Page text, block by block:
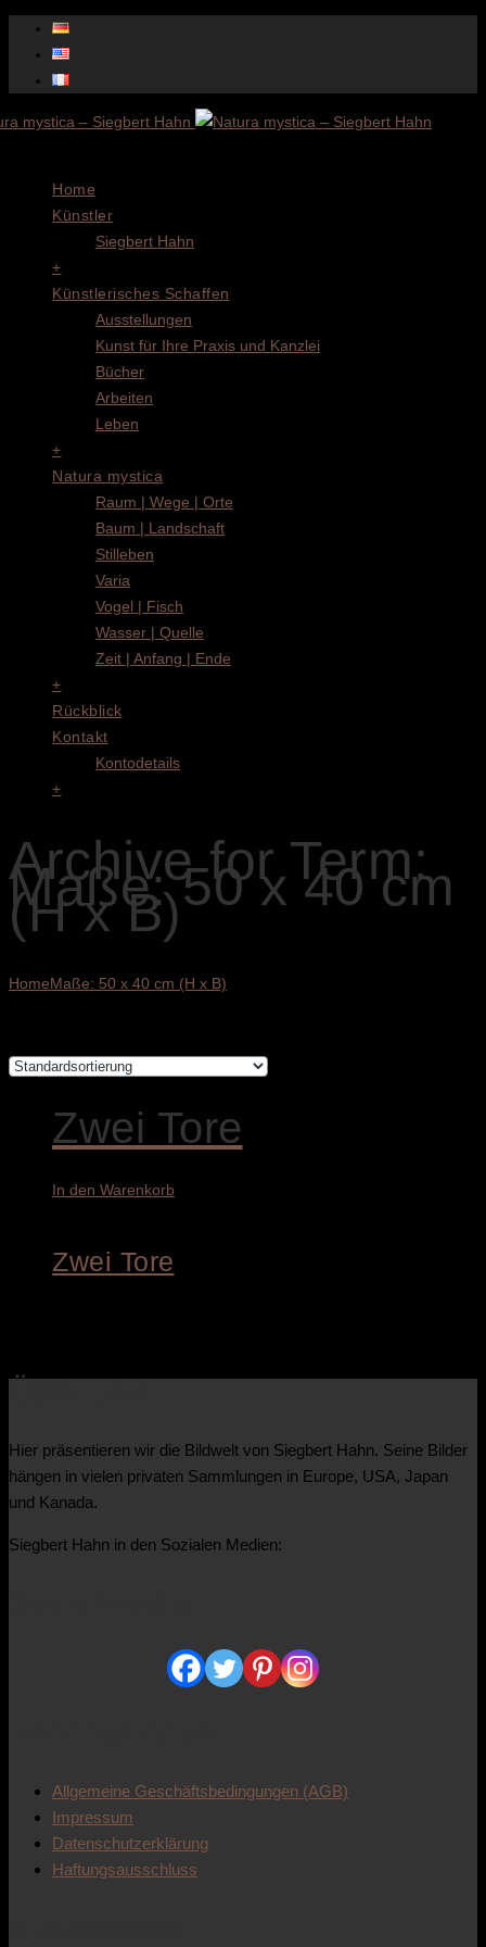
Home
Künstler
Siegbert Hahn
+
Künstlerisches Schaffen
Ausstellungen
Kunst für Ihre Praxis und Kanzlei
Bücher
Arbeiten
Leben
+
Natura mystica
Raum | Wege | Orte
Baum | Landschaft
Stilleben
Varia
Vogel | Fisch
Wasser | Quelle
Zeit | Anfang | Ende
+
Rückblick
Kontakt
Kontodetails
+
Archive for Term:
Maße: 50 x 40 cm
(H x B)
HomeMaße: 50 x 40 cm (H x B)
Zwei Tore
In den Warenkorb
Zwei Tore
Über uns
Hier präsentieren wir die Bildwelt von Siegbert Hahn. Seine Bilder
hängen in vielen privaten Sammlungen in Europe, USA, Japan
und Kanada.
Siegbert Hahn in den Sozialen Medien:
Allgemeine Geschäftsbedingungen (AGB)
Impressum
Datenschutzerklärung
Haftungsausschluss